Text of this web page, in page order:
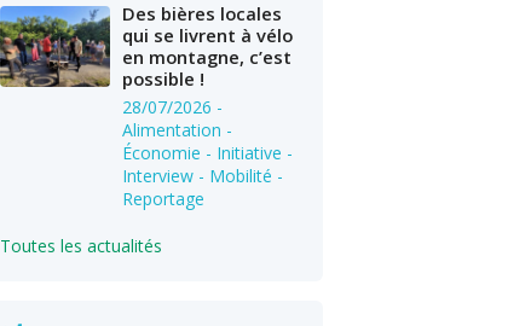
Des bières locales
qui se livrent à vélo
en montagne, c’est
possible !
28/07/2026 -
Alimentation -
Économie - Initiative -
Interview - Mobilité -
Reportage
Toutes les actualités